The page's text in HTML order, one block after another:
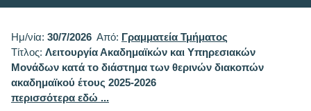
Ημ/νία: 30/7/2026 Από: Γραμματεία Τμήματος
Τίτλος: Λειτουργία Ακαδημαϊκών και Υπηρεσιακών
Μονάδων κατά το διάστημα των θερινών διακοπών
ακαδημαϊκού έτους 2025-2026
περισσότερα εδώ ...